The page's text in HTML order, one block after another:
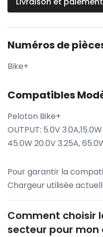
Numéros de
Bike+
Compatibles
Peloton Bike+
OUTPUT: 5.0V
45.0W 20.0V 3.25A,
Pour garantir la
Chargeur utilisée
Comment choisir
secteur pour mon